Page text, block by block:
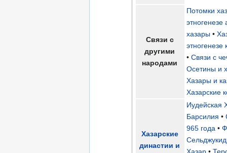
Связи с
другими
народами
Потомки
хазары •
этногенезе
•Связи с
Осетины и
Хазары и
Хазарские
Хазарские
династии и
Иудейская
Барсилия •
965 года •
Хазар •